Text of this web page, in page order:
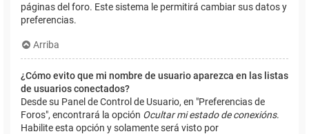
páginas del foro. Este sistema le permitirá cambiar sus datos y
preferencias.
Arriba
¿Cómo evito que mi nombre de usuario aparezca en las listas
de usuarios conectados?
Desde su Panel de Control de Usuario, en "Preferencias de
Foros", encontrará la opción Ocultar mi estado de conexións.
Habilite esta opción y solamente será visto por